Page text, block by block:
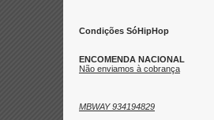
Condições SóHipHop
ENCOMENDA NACIONAL
Não enviamos à cobrança
MBWAY 934194829